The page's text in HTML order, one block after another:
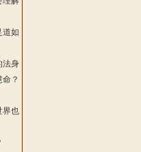
道如
法身
？
界也